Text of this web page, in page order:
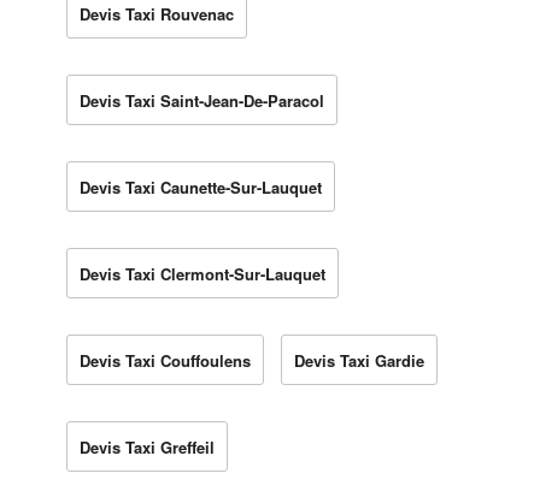
Devis Taxi Rouvenac
Devis Taxi Saint-Jean-De-Paracol
Devis Taxi Caunette-Sur-Lauquet
Devis Taxi Clermont-Sur-Lauquet
Devis Taxi Couffoulens Devis Taxi Gardie
Devis Taxi Greffeil